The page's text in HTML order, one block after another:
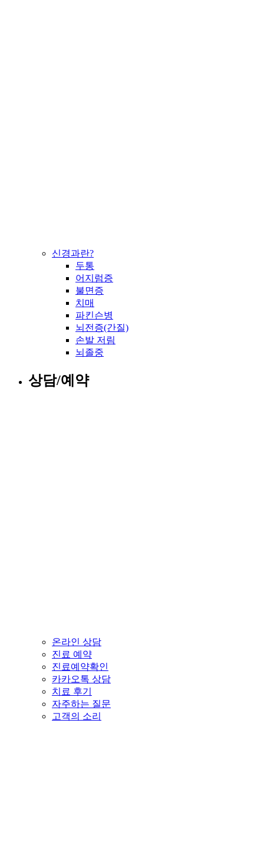
신경과란?
두통
어지럼증
불면증
치매
파킨슨병
뇌전증(간질)
손발 저림
뇌졸중
상담/예약
온라인 상담
진료 예약
진료예약확인
카카오톡 상담
치료 후기
자주하는 질문
고객의 소리